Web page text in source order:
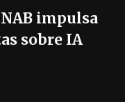
impulsa
sobre IA